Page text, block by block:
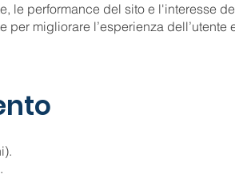
le performance del sito e l'interesse
migliorare l’esperienza dell’utente